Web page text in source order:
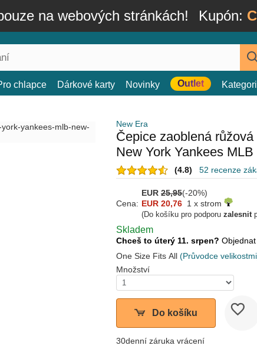
na webových stránkách! Kupón:
chlapce Dárkové karty Novinky Outlet
New Era
Čepice zaoblená
New York Yankees
(4.8) 52 recenze
EUR 25,95(-20%)
Cena: EUR 20,76 1 x strom
(Do košíku pro podporu zalesnit
Skladem
Chceš to úterý 11. srpen?
One Size Fits All (Průvodce
Množství
Do košíku
30denní záruka vrácení